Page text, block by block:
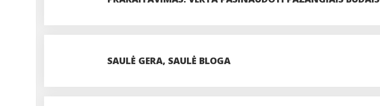
SAULĖ GERA, SAULĖ BLOGA